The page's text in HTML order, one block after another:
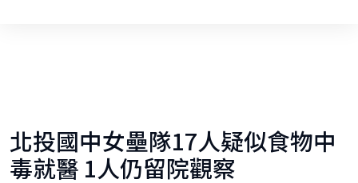
北投國中女壘隊17人疑似食物中
毒就醫 1人仍留院觀察